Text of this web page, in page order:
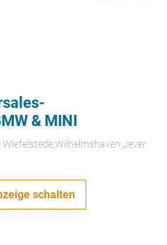
& MINI
schalten